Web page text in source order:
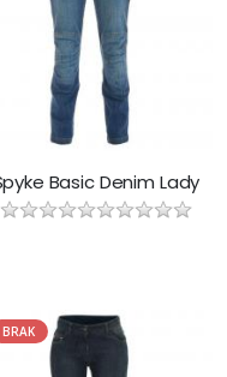
Basic Denim Lady
BRAK